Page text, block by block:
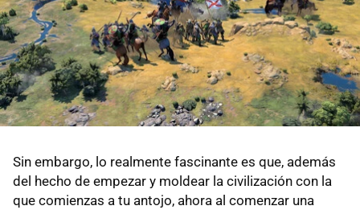
Sin embargo, lo realmente fascinante es que, además
del hecho de empezar y moldear la civilización con la
que comienzas a tu antojo, ahora al comenzar una